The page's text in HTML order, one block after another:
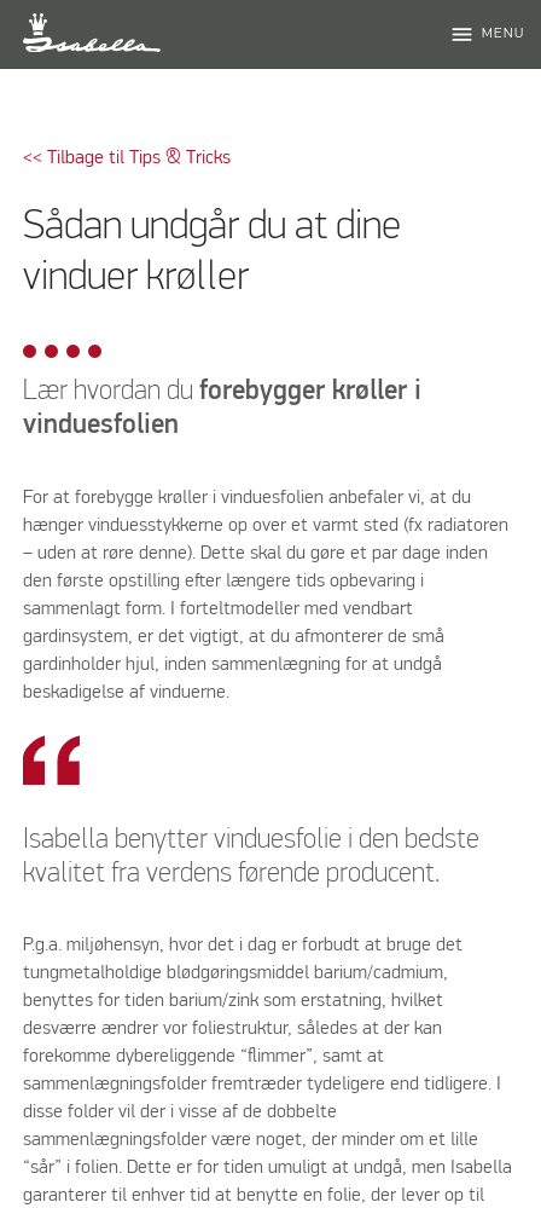
menu MENU
<< Tilbage til Tips & Tricks
Sådan undgår du at dine
vinduer krøller
Lær hvordan duforebygger krøller i
vinduesfolien
For at forebygge krøller i vinduesfolien anbefaler vi, at du
hænger vinduesstykkerne op over et varmt sted (fx radiatoren
– uden at røre denne). Dette skal du gøre et par dage inden
den første opstilling efter længere tids opbevaring i
sammenlagt form. I forteltmodeller med vendbart
gardinsystem, er det vigtigt, at du afmonterer de små
gardinholder hjul, inden sammenlægning for at undgå
beskadigelse af vinduerne.
Isabella benytter vinduesfolie i den bedste
kvalitet fra verdens førende producent.
P.g.a. miljøhensyn, hvor det i dag er forbudt at bruge det
tungmetalholdige blødgøringsmiddel barium/cadmium,
benyttes for tiden barium/zink som erstatning, hvilket
desværre ændrer vor foliestruktur, således at der kan
forekomme dybereliggende “flimmer”, samt at
sammenlægningsfolder fremtræder tydeligere end tidligere. I
disse folder vil der i visse af de dobbelte
sammenlægningsfolder være noget, der minder om et lille
“sår” i folien. Dette er for tiden umuligt at undgå, men Isabella
garanterer til enhver tid at benytte en folie, der lever op til